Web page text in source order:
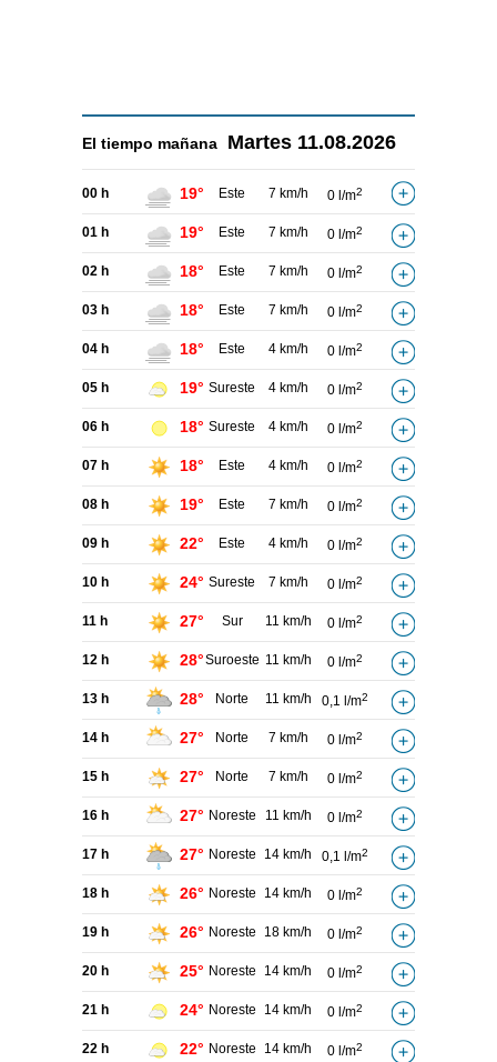
El tiempo mañana Martes 11.08.2026
00 h 19° Este 7 km/h 0 l/m2
01 h 19° Este 7 km/h 0 l/m2
02 h 18° Este 7 km/h 0 l/m2
03 h 18° Este 7 km/h 0 l/m2
04 h 18° Este 4 km/h 0 l/m2
05 h 19° Sureste 4 km/h 0 l/m2
06 h 18° Sureste 4 km/h 0 l/m2
07 h 18° Este 4 km/h 0 l/m2
08 h 19° Este 7 km/h 0 l/m2
09 h 22° Este 4 km/h 0 l/m2
10 h 24° Sureste 7 km/h 0 l/m2
11 h 27° Sur 11 km/h 0 l/m2
12 h 28°Suroeste 11 km/h 0 l/m2
13 h 28° Norte 11 km/h 0,1 l/m2
14 h 27° Norte 7 km/h 0 l/m2
15 h 27° Norte 7 km/h 0 l/m2
16 h 27° Noreste 11 km/h 0 l/m2
17 h 27° Noreste 14 km/h 0,1 l/m2
18 h 26° Noreste 14 km/h 0 l/m2
19 h 26° Noreste 18 km/h 0 l/m2
20 h 25° Noreste 14 km/h 0 l/m2
21 h 24° Noreste 14 km/h 0 l/m2
22 h 22° Noreste 14 km/h 0 l/m2